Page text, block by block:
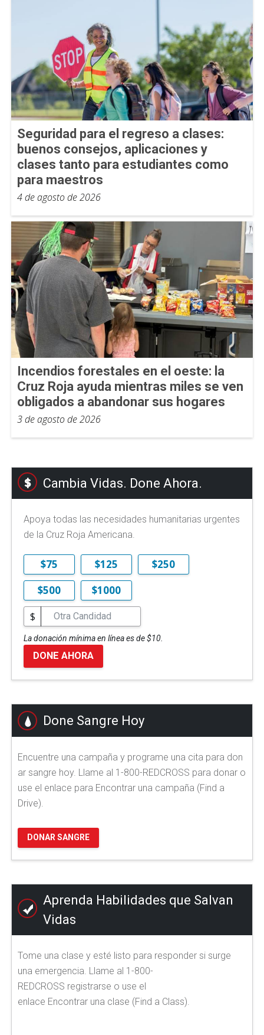
Seguridad para el regreso a clases:
buenos consejos, aplicaciones y
clases tanto para estudiantes como
para maestros
4 de agosto de 2026
Incendios forestales en el oeste: la
Cruz Roja ayuda mientras miles se ven
obligados a abandonar sus hogares
3 de agosto de 2026
Cambia Vidas. Done Ahora.
Apoya todas las necesidades humanitarias urgentes
de la Cruz Roja Americana.
$75 $125
$250
$500
$1000
$
La donación mínima en línea es de $10.
DONE AHORA
Done Sangre Hoy
Encuentre una campaña y programe una cita para don
ar sangre hoy. Llame al 1-800-REDCROSS para donar o
use el enlace para Encontrar una campaña (Find a
Drive).
DONAR SANGRE
Aprenda Habilidades que Salvan
Vidas
Tome una clase y esté listo para responder si surge
una emergencia. Llame al 1-800-
REDCROSS registrarse o use el
enlace Encontrar una clase (Find a Class).